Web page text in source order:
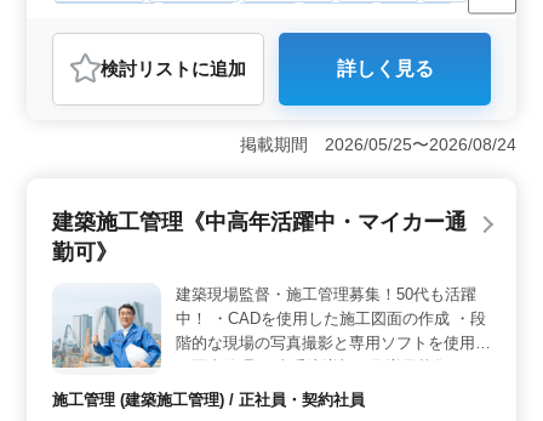
おすすめポイント
＜シニア世代が活躍中＞ 建築施工管理業務の求人で
す。シニア世代が現場で主力となり活躍しています。年
齢不問で、技術やスキルがある方が即戦力となれる会社
お持ちの方も、安心して仕事を再スタートできる環境を
整えています。 ＜経験・資格を活かして活躍できる
集です。建築施工管理技士資格保有者は優遇します。こ
れまで積み上げてきた経験や資格が活きる職場です。
検討リスト に追加 詳しく見る
掲載期間 2026/05/25〜2026/08/24
建築施工管理《中高年活躍中・マイカー通
勤可》
建築現場監督・施工管理募集！50代も活躍
中！ ・CADを使用した施工図面の作成 ・段
階的な現場の写真撮影と専用ソフトを使用し
す！ 主に群馬県内、埼玉県内の建築現場で
施工管理 (建築施工管理) / 正社員・契約社員